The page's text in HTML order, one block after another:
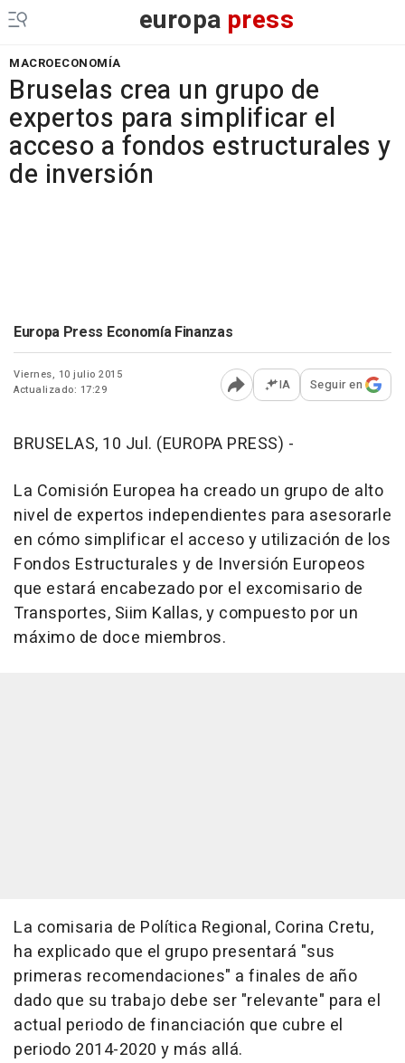
europa press
MACROECONOMÍA
Bruselas crea un grupo de
expertos para simplificar el
acceso a fondos estructurales y
de inversión
Europa Press Economía Finanzas
Viernes, 10 julio 2015
Actualizado: 17:29
Abrir opciones para
IA Seguir en
BRUSELAS, 10 Jul. (EUROPA PRESS) -
La Comisión Europea ha creado un grupo de alto
nivel de expertos independientes para asesorarle
en cómo simplificar el acceso y utilización de los
Fondos Estructurales y de Inversión Europeos
que estará encabezado por el excomisario de
Transportes, Siim Kallas, y compuesto por un
máximo de doce miembros.
La comisaria de Política Regional, Corina Cretu,
ha explicado que el grupo presentará "sus
primeras recomendaciones" a finales de año
dado que su trabajo debe ser "relevante" para el
actual periodo de financiación que cubre el
periodo 2014-2020 y más allá.